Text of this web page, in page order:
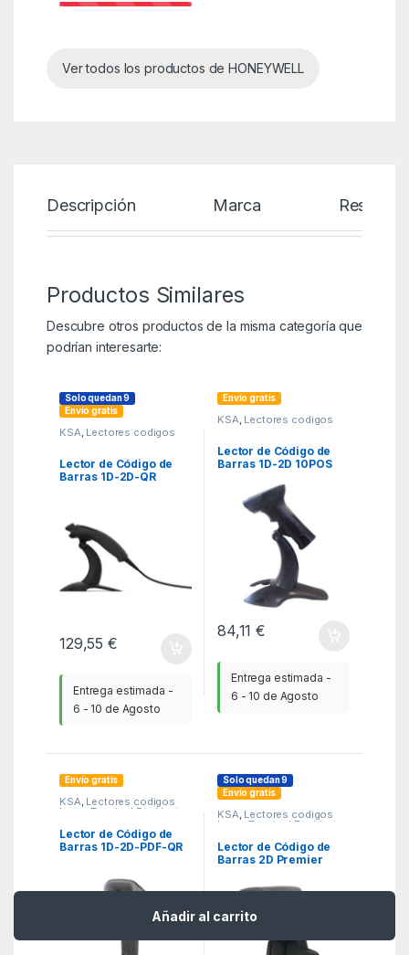
Añadir al carrito
Ver todos los productos de HONEYWELL
Descripción Marca Reseñas
Productos Similares
Descubre otros productos de la misma categoría que
podrían interesarte:
Solo quedan 9
Envío gratis
KSA, Lectores codigos
barra Terminal Pto Venta
Lector de Código de
Barras 1D-2D-QR
129,55€
Entrega estimada -
6 - 10 de Agosto
Envío gratis
KSA, Lectores codigos
barra Terminal Pto Venta
Lector de Código de
Barras 1D-2D 10POS
Inalámbrico
84,11€
Entrega estimada -
6 - 10 de Agosto
Envío gratis
KSA, Lectores codigos
barra ,Terminal Pto Venta
Lector de Código de
Barras 1D-2D-PDF-QR
(XP) 1470G/ USB
Solo quedan 9
Envío gratis
KSA, Lectores codigos
barra ,Terminal Pto Venta
Lector de Código de
Barras 2D Premier
USB/ Radiofrecuencia